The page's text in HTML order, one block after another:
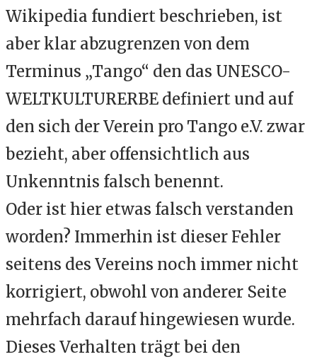
Wikipedia fundiert beschrieben, ist
aber klar abzugrenzen von dem
Terminus „Tango“ den das UNESCO-
WELTKULTURERBE definiert und auf
den sich der Verein pro Tango e.V. zwar
bezieht, aber offensichtlich aus
Unkenntnis falsch benennt.
Oder ist hier etwas falsch verstanden
worden? Immerhin ist dieser Fehler
seitens des Vereins noch immer nicht
korrigiert, obwohl von anderer Seite
mehrfach darauf hingewiesen wurde.
Dieses Verhalten trägt bei den